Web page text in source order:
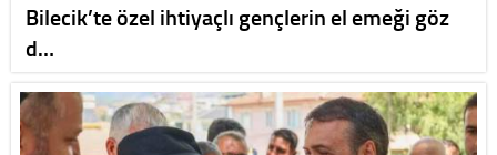
Bilecik’te özel ihtiyaçlı gençlerin el emeği göz
d…